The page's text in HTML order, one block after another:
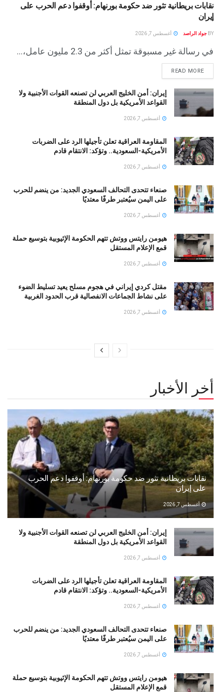
نقابات بريطانية تثور ضد حكومة بورنهام: أوقفوا دعم الحرب على
إيران
BY جواد الراصد أغسطس 7, 2026
في رسالة غير مسبوقة تمثل أكثر من 2.3 مليون عامل،...
READ MORE
إيران: أمن الخليج العربي لن تصنعه القوات الأجنبية ولا
القواعد الأمريكية بل دول المنطقة
أغسطس 7, 2026
المقاومة العراقية تعلن تأجيلها الرد على الضربات
الأمريكية-السعودية.. وتؤكد: الانتقام قادم
أغسطس 7, 2026
صنعاء تتحدى التحالف السعودي الجديد: من ينضم للحرب
على اليمن سيُعتبر طرفًا معتديًا
أغسطس 7, 2026
هيومن رايتس ووتش تتهم الحكومة الإثيوبية بتوسيع حملة
قمع الإعلام المستقل
أغسطس 7, 2026
مقتل كردي إيراني في هجوم مسلح يعيد تسليط الضوء
على نشاط الجماعات الانفصالية قرب الحدود الغربية
أغسطس 7, 2026
أخر الأخبار
نقابات بريطانية تثور ضد حكومة بورنهام: أوقفوا دعم الحرب
على إيران
أغسطس 7, 2026
إيران: أمن الخليج العربي لن تصنعه القوات الأجنبية ولا
القواعد الأمريكية بل دول المنطقة
أغسطس 7, 2026
المقاومة العراقية تعلن تأجيلها الرد على الضربات
الأمريكية-السعودية.. وتؤكد: الانتقام قادم
أغسطس 7, 2026
صنعاء تتحدى التحالف السعودي الجديد: من ينضم للحرب
على اليمن سيُعتبر طرفًا معتديًا
أغسطس 7, 2026
هيومن رايتس ووتش تتهم الحكومة الإثيوبية بتوسيع حملة
قمع الإعلام المستقل